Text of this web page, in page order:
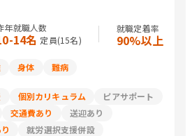
年就職人数
14名 定員(15名)
就職定着率
90%以上
身体
難病
個別カリキュラム
ピアサポート
交通費あり
送迎あり
就労選択支援併設